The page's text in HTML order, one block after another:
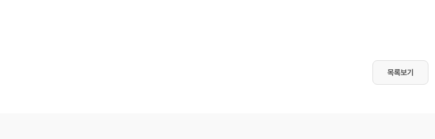
목록보기